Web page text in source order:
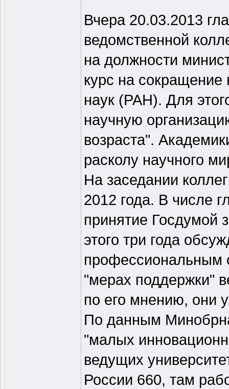
Вчера 20.03.2013
ведомственной
на должности
курс на сокращение
наук (РАН). Для
научную
возраста".
расколу научного
На заседании
2012 года. В числе
принятие Госдумой
этого три года
профессиональным
"мерах поддержки"
по его мнению, они
По данным
"малых
ведущих
России 660, там